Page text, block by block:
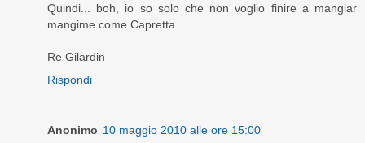
Quindi... boh, io so solo che non voglio finire a mangiar
mangime come Capretta.
Re Gilardin
Rispondi
Anonimo 10 maggio 2010 alle ore 15:00